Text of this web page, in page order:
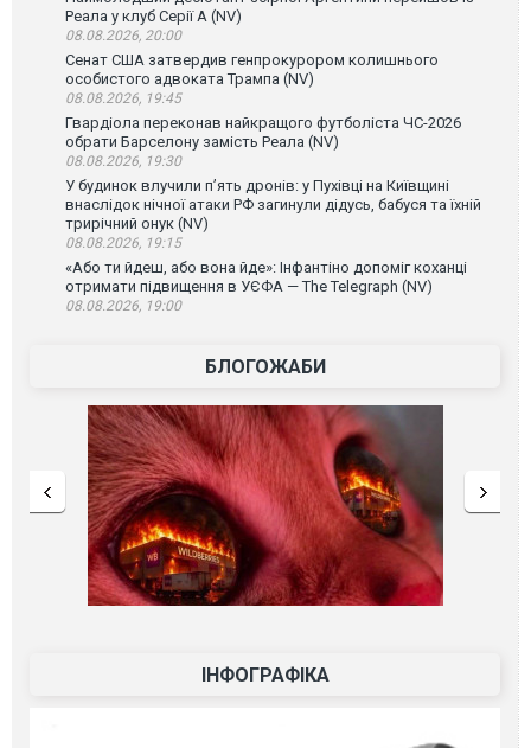
Реала у клуб Серії А (NV)
08.08.2026, 20:00
Сенат США затвердив генпрокурором колишнього
особистого адвоката Трампа (NV)
08.08.2026, 19:45
Гвардіола переконав найкращого футболіста ЧС-2026
обрати Барселону замість Реала (NV)
08.08.2026, 19:30
У будинок влучили п’ять дронів: у Пухівці на Київщині
внаслідок нічної атаки РФ загинули дідусь, бабуся та їхній
трирічний онук (NV)
08.08.2026, 19:15
«Або ти йдеш, або вона йде»: Інфантіно допоміг коханці
отримати підвищення в УЄФА — The Telegraph (NV)
08.08.2026, 19:00
БЛОГОЖАБИ
ІНФОГРАФІКА